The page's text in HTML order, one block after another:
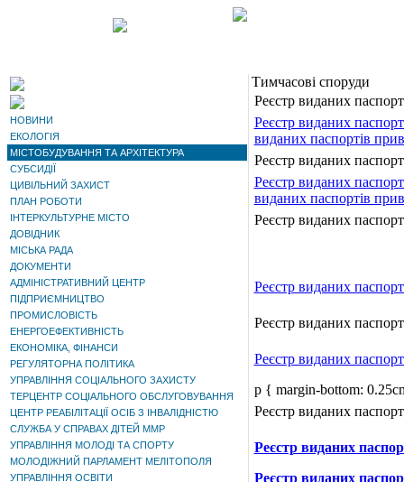
НОВИНИ
ЕКОЛОГІЯ
МІСТОБУДУВАННЯ ТА АРХІТЕКТУРА
СУБСИДІЇ
ЦИВІЛЬНИЙ ЗАХИСТ
ПЛАН РОБОТИ
ІНТЕРКУЛЬТУРНЕ МІСТО
ДОВІДНИК
МІСЬКА РАДА
ДОКУМЕНТИ
АДМІНІСТРАТИВНИЙ ЦЕНТР
ПІДПРИЄМНИЦТВО
ПРОМИСЛОВІСТЬ
ЕНЕРГОЕФЕКТИВНІСТЬ
ЕКОНОМІКА, ФІНАНСИ
РЕГУЛЯТОРНА ПОЛІТИКА
УПРАВЛІННЯ СОЦІАЛЬНОГО ЗАХИСТУ
ТЕРЦЕНТР СОЦІАЛЬНОГО ОБСЛУГОВУВАННЯ
ЦЕНТР РЕАБІЛІТАЦІЇ ОСІБ З ІНВАЛІДНІСТЮ
СЛУЖБА У СПРАВАХ ДІТЕЙ ММР
УПРАВЛІННЯ МОЛОДІ ТА СПОРТУ
МОЛОДІЖНИЙ ПАРЛАМЕНТ МЕЛІТОПОЛЯ
УПРАВЛІННЯ ОСВІТИ
Тимчасові споруди
Реєстр виданих
Реєстр виданих
виданих паспортів
Реєстр виданих
Реєстр виданих
виданих паспортів
Реєстр виданих
Реєстр виданих
Реєстр виданих
Реєстр виданих
p { margin-bottom:
Реєстр виданих
Реєстр виданих
Реєстр виданих